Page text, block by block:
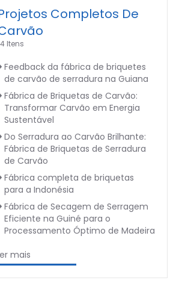
Completos De
Itens
Feedback da fábrica de briquetes
de carvão de serradura na Guiana
Fábrica de Briquetas de Carvão:
Transformar Carvão em Energia
Sustentável
Do Serradura ao Carvão Brilhante:
Fábrica de Briquetas de Serradura
de Carvão
Fábrica completa de briquetas
para a Indonésia
Fábrica de Secagem de Serragem
Eficiente na Guiné para o
Processamento Óptimo de Madeira
mais